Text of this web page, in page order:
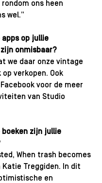
ons heen
wel.”
apps op jullie
onmisbaar?
we daar onze vintage
verkopen. Ook
voor de meer
van Studio
boeken zijn jullie
When trash becomes
Katie Treggiden. In dit
en